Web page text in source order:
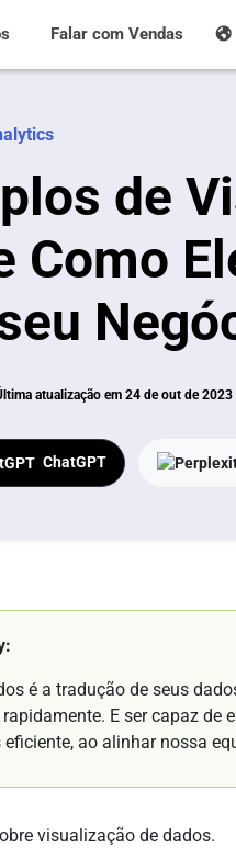
Falar com Vendas
de
Como
atualização em 24 de out de 2023
ChatGPT
é a tradução de seus
E ser capaz de
ao alinhar nossa
visualização de dados.